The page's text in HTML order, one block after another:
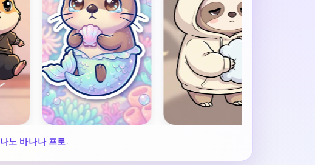
나노 바나나 프로.